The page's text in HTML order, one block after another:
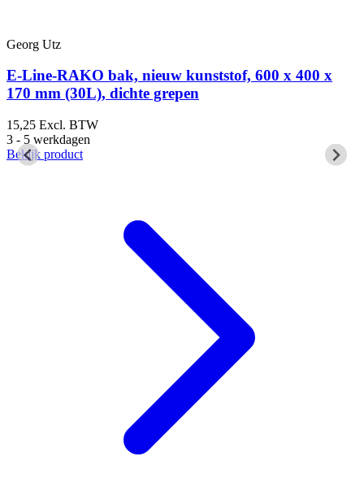
Georg Utz
E-Line-RAKO bak, nieuw kunststof, 600 x 400 x
170 mm (30L), dichte grepen
15,25 Excl. BTW
3 - 5 werkdagen
Bekijk product